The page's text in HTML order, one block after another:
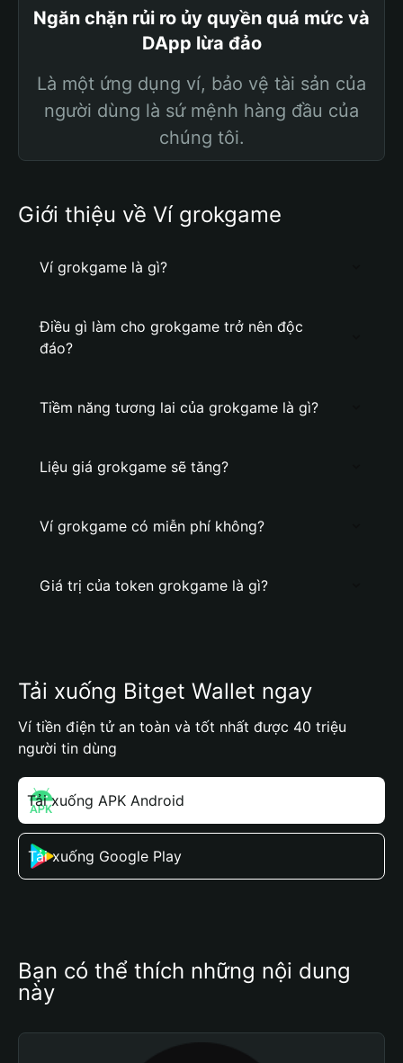
Ngăn chặn rủi ro ủy quyền quá mức và
DApp lừa đảo
Là một ứng dụng ví, bảo vệ tài sản của
người dùng là sứ mệnh hàng đầu của
chúng tôi.
Giới thiệu về Ví grokgame
Ví grokgame là gì?
Điều gì làm cho grokgame trở nên độc
đáo?
Tiềm năng tương lai của grokgame là gì?
Liệu giá grokgame sẽ tăng?
Ví grokgame có miễn phí không?
Giá trị của token grokgame là gì?
Tải xuống Bitget Wallet ngay
Ví tiền điện tử an toàn và tốt nhất được 40 triệu
người tin dùng
Tải xuống APK Android
Tải xuống Google Play
Bạn có thể thích những nội dung
này